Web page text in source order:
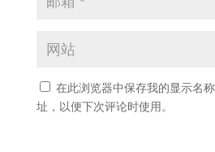
在此浏览器中保存我的显示名
址，以便下次评论时使用。